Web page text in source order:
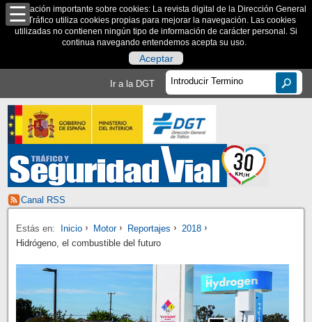
Información importante sobre cookies: La revista digital de la Dirección General
de Tráfico utiliza cookies propias para mejorar la navegación. Las cookies
utilizadas no contienen ningún tipo de información de carácter personal. Si
continua navegando entendemos acepta su uso.
Aceptar
Ir a la DGT
Canal RSS
Estás en: Inicio Motor Reportajes
2018
Hidrógeno, el combustible del futuro